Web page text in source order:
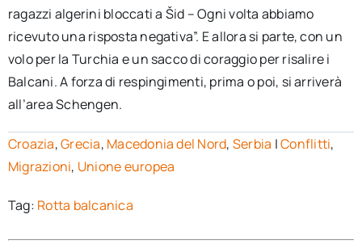
ragazzi algerini bloccati a Šid – Ogni volta abbiamo
ricevuto una risposta negativa”. E allora si parte, con un
volo per la Turchia e un sacco di coraggio per risalire i
Balcani. A forza di respingimenti, prima o poi, si arriverà
all’area Schengen.
Croazia,Grecia, Macedonia del Nord, Serbia |Conflitti,
Migrazioni, Unione europea
Tag: Rotta balcanica